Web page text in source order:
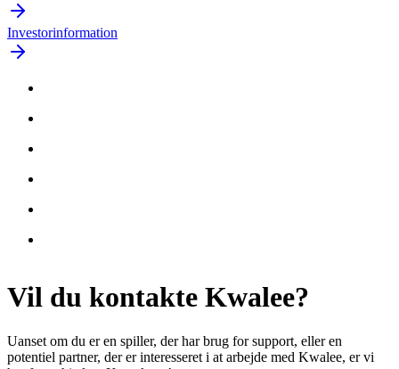
Investorinformation
Vil du kontakte Kwalee?
Uanset om du er en spiller, der har brug for support, eller en
potentiel partner, der er interesseret i at arbejde med Kwalee, er vi